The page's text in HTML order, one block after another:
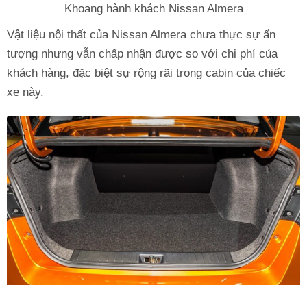
Khoang hành khách Nissan Almera
Vật liệu nội thất của Nissan Almera chưa thực sự ấn
tượng nhưng vẫn chấp nhận được so với chi phí của
khách hàng, đặc biệt sự rộng rãi trong cabin của chiếc
xe này.